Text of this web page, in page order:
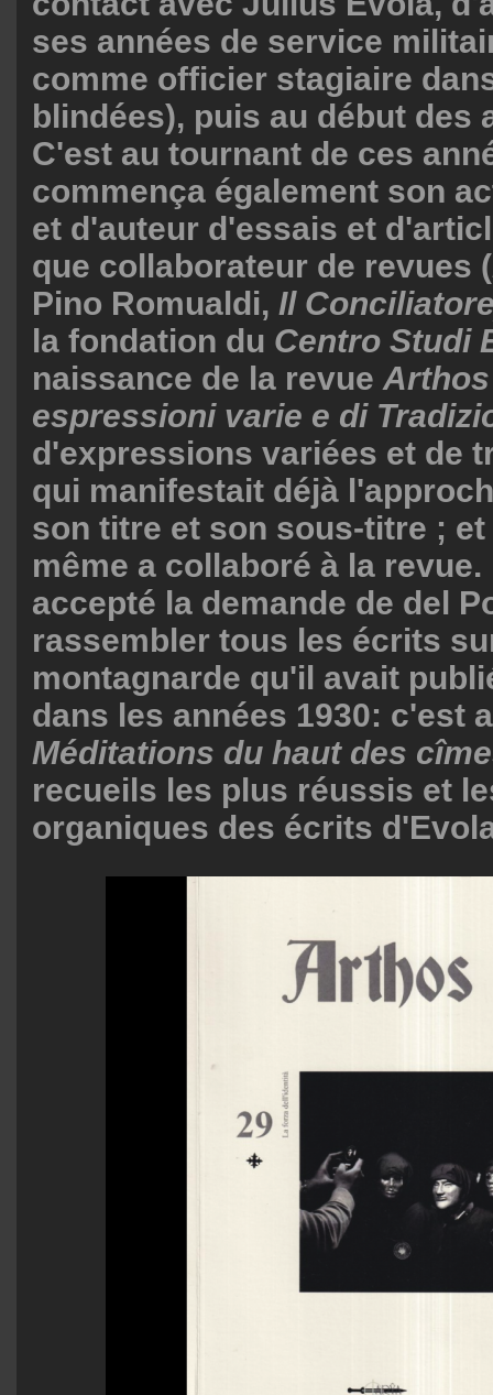
ses années de service
comme officier stagiaire
blindées), puis au début des
C'est au tournant de ces
commença également son
et d'auteur d'essais et
que collaborateur de revues (
Pino Romualdi, Il
la fondation du Centro Studi
naissance de la revue
espressioni varie e di
d'expressions variées et de
qui manifestait déjà
son titre et son sous-titre ; et
même a collaboré à la
accepté la demande de del
rassembler tous les écrits
montagnarde qu'il avait
dans les années 1930: c'est
Méditations du haut des
recueils les plus réussis et
organiques des écrits